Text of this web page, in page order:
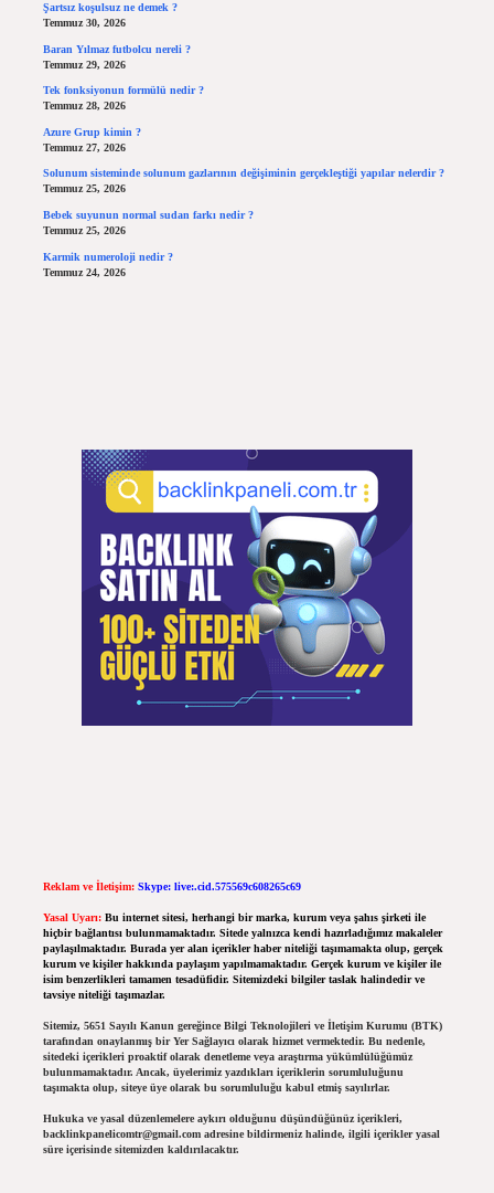
Şartsız koşulsuz ne demek ?
Temmuz 30, 2026
Baran Yılmaz futbolcu nereli ?
Temmuz 29, 2026
Tek fonksiyonun formülü nedir ?
Temmuz 28, 2026
Azure Grup kimin ?
Temmuz 27, 2026
Solunum sisteminde solunum gazlarının değişiminin gerçekleştiği yapılar nelerdir ?
Temmuz 25, 2026
Bebek suyunun normal sudan farkı nedir ?
Temmuz 25, 2026
Karmik numeroloji nedir ?
Temmuz 24, 2026
Reklam ve İletişim: Skype: live:.cid.575569c608265c69
Yasal Uyarı: Bu internet sitesi, herhangi bir marka, kurum veya şahıs şirketi ile
hiçbir bağlantısı bulunmamaktadır. Sitede yalnızca kendi hazırladığımız makaleler
paylaşılmaktadır. Burada yer alan içerikler haber niteliği taşımamakta olup, gerçek
kurum ve kişiler hakkında paylaşım yapılmamaktadır. Gerçek kurum ve kişiler ile
isim benzerlikleri tamamen tesadüfidir. Sitemizdeki bilgiler taslak halindedir ve
tavsiye niteliği taşımazlar.
Sitemiz, 5651 Sayılı Kanun gereğince Bilgi Teknolojileri ve İletişim Kurumu (BTK)
tarafından onaylanmış bir Yer Sağlayıcı olarak hizmet vermektedir. Bu nedenle,
sitedeki içerikleri proaktif olarak denetleme veya araştırma yükümlülüğümüz
bulunmamaktadır. Ancak, üyelerimiz yazdıkları içeriklerin sorumluluğunu
taşımakta olup, siteye üye olarak bu sorumluluğu kabul etmiş sayılırlar.
Hukuka ve yasal düzenlemelere aykırı olduğunu düşündüğünüz içerikleri,
backlinkpanelicomtr@gmail.comadresine bildirmeniz halinde, ilgili içerikler yasal
süre içerisinde sitemizden kaldırılacaktır.